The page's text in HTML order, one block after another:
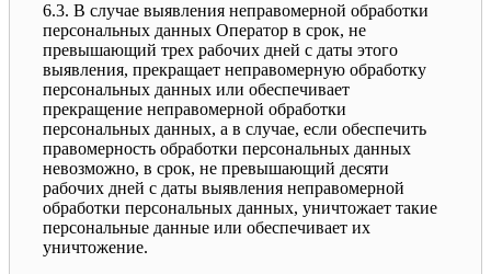
6.3. В случае выявления неправомерной обработки
персональных данных Оператор в срок, не
превышающий трех рабочих дней с даты этого
выявления, прекращает неправомерную обработку
персональных данных или обеспечивает
прекращение неправомерной обработки
персональных данных, а в случае, если обеспечить
правомерность обработки персональных данных
невозможно, в срок, не превышающий десяти
рабочих дней с даты выявления неправомерной
обработки персональных данных, уничтожает такие
персональные данные или обеспечивает их
уничтожение.